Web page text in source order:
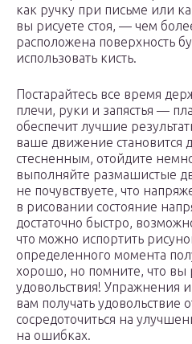
как ручку при письме или
вы рисуете стоя, — чем
расположена поверхность
использовать кисть.
Постарайтесь все время
плечи, руки и запястья —
обеспечит лучшие
ваше движение становится
стесненным, отойдите
выполняйте размашистые
не почувствуете, что
в рисовании состояние
достаточно быстро,
что можно испортить
определенного момента
хорошо, но помните, что вы
удовольствия! Упражнения
вам получать удовольствие
сосредоточиться на
на ошибках.